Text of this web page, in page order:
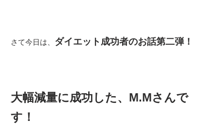
さて今日は、 ダイエット成功者のお話第二弾！
大幅減量に成功した、M.Mさんで
す！